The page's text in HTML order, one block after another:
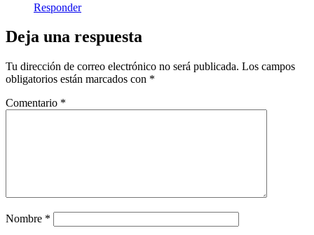
Responder
Deja una respuesta
Tu dirección de correo electrónico no será publicada. Los campos
obligatorios están marcados con *
Comentario *
Nombre *